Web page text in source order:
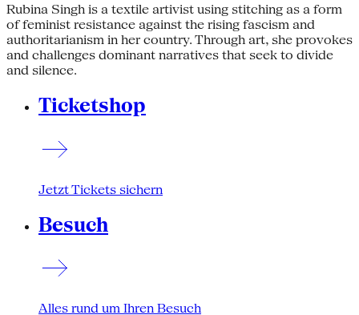
Rubina Singh is a textile artivist using stitching as a form
of feminist resistance against the rising fascism and
authoritarianism in her country. Through art, she provokes
and challenges dominant narratives that seek to divide
and silence.
Ticketshop
Jetzt Tickets sichern
Besuch
Alles rund um Ihren Besuch